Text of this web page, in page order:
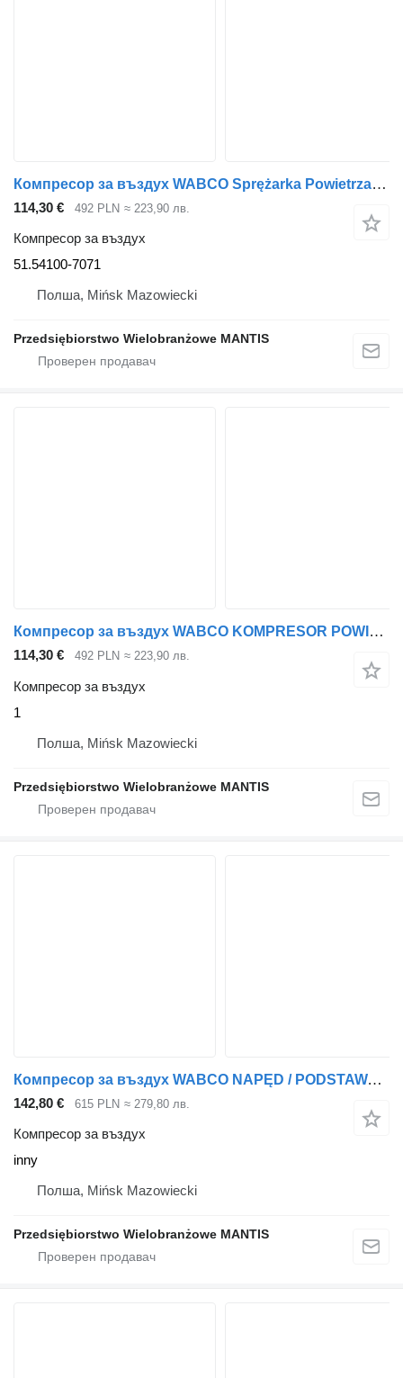
Компресор за въздух WABCO Sprężarka Powietrza MAN TGL TGM D0836 240 290 330 51.54100-7071 за влекач
114,30 € 492 PLN ≈ 223,90 лв.
Компресор за въздух
51.54100-7071
Полша, Mińsk Mazowiecki
Przedsiębiorstwo Wielobranżowe MANTIS
Компресор за въздух WABCO KOMPRESOR POWIETRZA WABCO MAN TGL TGM ORYGINAŁ 1 за влекач
114,30 € 492 PLN ≈ 223,90 лв.
Компресор за въздух
1
Полша, Mińsk Mazowiecki
Przedsiębiorstwo Wielobranżowe MANTIS
Компресор за въздух WABCO NAPĘD / PODSTAWA /KOMPRESORA POWIETRZA MAN TGX TGS DUŻY WYBÓR 44 inny за влекач
142,80 € 615 PLN ≈ 279,80 лв.
Компресор за въздух
inny
Полша, Mińsk Mazowiecki
Przedsiębiorstwo Wielobranżowe MANTIS